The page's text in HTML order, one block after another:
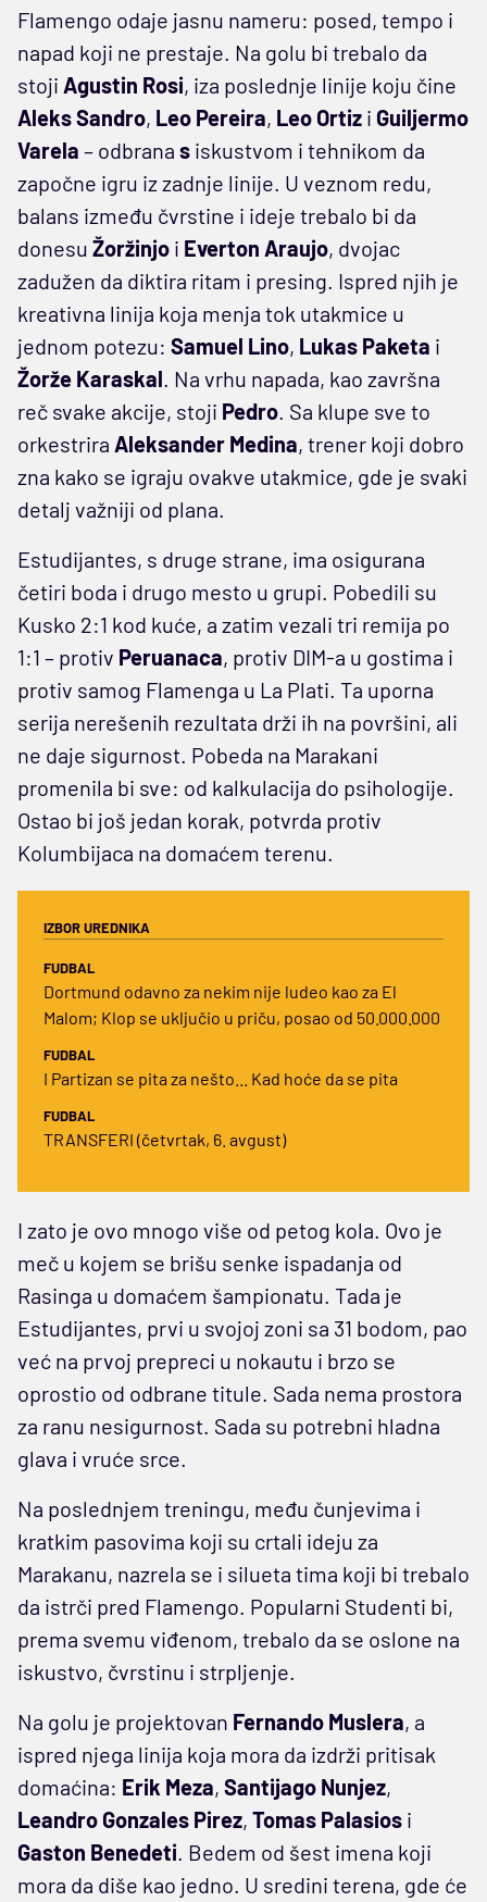
Flamengo odaje jasnu nameru: posed, tempo i
napad koji ne prestaje. Na golu bi trebalo da
stoji Agustin Rosi, iza poslednje linije koju čine
Aleks Sandro, Leo Pereira, Leo Ortiz i Guiljermo
Varela – odbrana s iskustvom i tehnikom da
započne igru iz zadnje linije. U veznom redu,
balans između čvrstine i ideje trebalo bi da
donesu Žoržinjo i Everton Araujo, dvojac
zadužen da diktira ritam i presing. Ispred njih je
kreativna linija koja menja tok utakmice u
jednom potezu: Samuel Lino, Lukas Paketa i
Žorže Karaskal. Na vrhu napada, kao završna
reč svake akcije, stoji Pedro. Sa klupe sve to
orkestrira Aleksander Medina, trener koji dobro
zna kako se igraju ovakve utakmice, gde je svaki
detalj važniji od plana.
Estudijantes, s druge strane, ima osigurana
četiri boda i drugo mesto u grupi. Pobedili su
Kusko 2:1 kod kuće, a zatim vezali tri remija po
1:1 – protiv Peruanaca, protiv DIM-a u gostima i
protiv samog Flamenga u La Plati. Ta uporna
serija nerešenih rezultata drži ih na površini, ali
ne daje sigurnost. Pobeda na Marakani
promenila bi sve: od kalkulacija do psihologije.
Ostao bi još jedan korak, potvrda protiv
Kolumbijaca na domaćem terenu.
IZBOR UREDNIKA
FUDBAL
Dortmund odavno za nekim nije ludeo kao za El
Malom; Klop se uključio u priču, posao od 50.000.000
FUDBAL
I Partizan se pita za nešto... Kad hoće da se pita
FUDBAL
TRANSFERI (četvrtak, 6. avgust)
I zato je ovo mnogo više od petog kola. Ovo je
meč u kojem se brišu senke ispadanja od
Rasinga u domaćem šampionatu. Tada je
Estudijantes, prvi u svojoj zoni sa 31 bodom, pao
već na prvoj prepreci u nokautu i brzo se
oprostio od odbrane titule. Sada nema prostora
za ranu nesigurnost. Sada su potrebni hladna
glava i vruće srce.
Na poslednjem treningu, među čunjevima i
kratkim pasovima koji su crtali ideju za
Marakanu, nazrela se i silueta tima koji bi trebalo
da istrči pred Flamengo. Popularni Studenti bi,
prema svemu viđenom, trebalo da se oslone na
iskustvo, čvrstinu i strpljenje.
Na golu je projektovan Fernando Muslera, a
ispred njega linija koja mora da izdrži pritisak
domaćina: Erik Meza, Santijago Nunjez,
Leandro Gonzales Pirez, Tomas Palasios i
Gaston Benedeti. Bedem od šest imena koji
mora da diše kao jedno. U sredini terena, gde će